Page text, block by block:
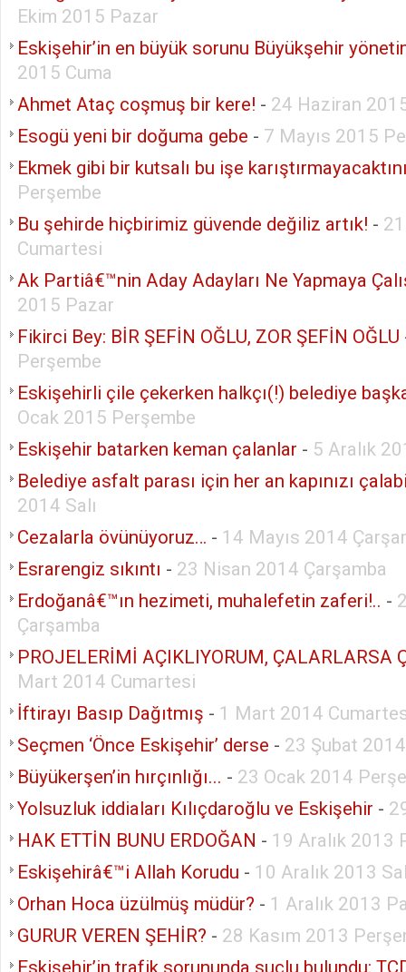
Ekim 2015 Pazar
Eskişehir’in en büyük sorunu Büyükşehir
2015 Cuma
Ahmet Ataç coşmuş bir kere! - 24 Haziran
Esogü yeni bir doğuma gebe - 7 Mayıs 2015
Ekmek gibi bir kutsalı bu işe
Perşembe
Bu şehirde hiçbirimiz güvende değiliz artık! -
Cumartesi
Ak Partiâ€™nin Aday Adayları Ne Yapmaya
2015 Pazar
Fikirci Bey: BİR ŞEFİN OĞLU, ZOR ŞEFİN OĞLU
Perşembe
Eskişehirli çile çekerken halkçı(!) belediye
Ocak 2015 Perşembe
Eskişehir batarken keman çalanlar - 5 Aralık
Belediye asfalt parası için her an kapınızı
2014 Salı
Cezalarla övünüyoruz… - 14 Mayıs 2014
Esrarengiz sıkıntı - 23 Nisan 2014 Çarşamba
Erdoğanâ€™ın hezimeti, muhalefetin zaferi!.. -
Çarşamba
PROJELERİMİ AÇIKLIYORUM, ÇALARLARSA
Mart 2014 Cumartesi
İftirayı Basıp Dağıtmış - 1 Mart 2014
Seçmen ‘Önce Eskişehir’ derse - 23 Şubat
Büyükerşen’in hırçınlığı... - 23 Ocak 2014
Yolsuzluk iddiaları Kılıçdaroğlu ve Eskişehir -
HAK ETTİN BUNU ERDOĞAN - 19 Aralık 2013
Eskişehirâ€™i Allah Korudu - 10 Aralık 2013
Orhan Hoca üzülmüş müdür? - 1 Aralık 2013
GURUR VEREN ŞEHİR? - 28 Kasım 2013
Eskişehir’in trafik sorununda suçlu bulundu: